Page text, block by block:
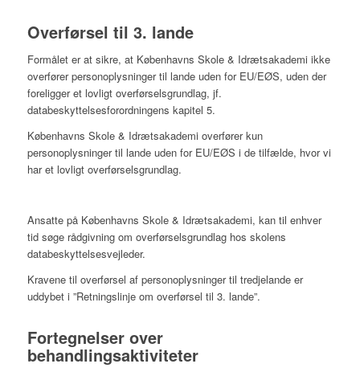
Overførsel til 3. lande
Formålet er at sikre, at Københavns Skole & Idrætsakademi ikke
overfører personoplysninger til lande uden for EU/EØS, uden der
foreligger et lovligt overførselsgrundlag, jf.
databeskyttelsesforordningens kapitel 5.
Københavns Skole & Idrætsakademi overfører kun
personoplysninger til lande uden for EU/EØS i de tilfælde, hvor vi
har et lovligt overførselsgrundlag.
Ansatte på Københavns Skole & Idrætsakademi, kan til enhver
tid søge rådgivning om overførselsgrundlag hos skolens
databeskyttelsesvejleder.
Kravene til overførsel af personoplysninger til tredjelande er
uddybet i ”Retningslinje om overførsel til 3. lande”.
Fortegnelser over
behandlingsaktiviteter